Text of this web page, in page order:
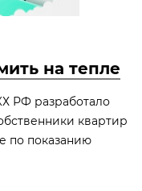
на тепле
РФ разработало
квартир
по показанию